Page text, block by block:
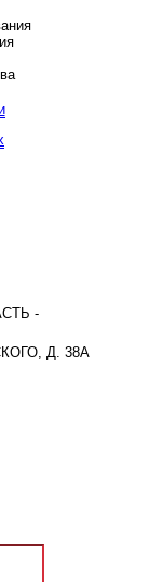
-
Д. 38А